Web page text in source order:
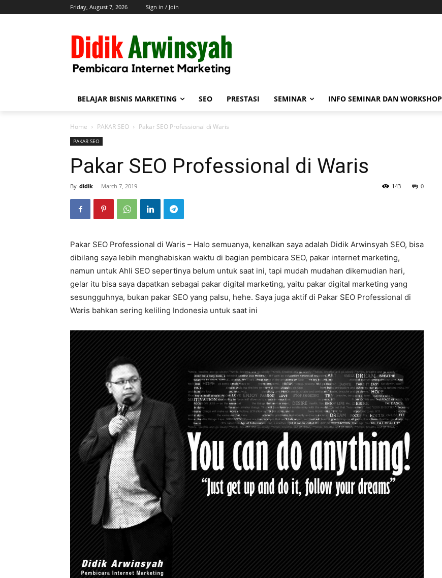
Friday, August 7, 2026 Sign in / Join
BELAJAR BISNIS MARKETING SEO PRESTASI SEMINAR INFO SEMINAR DAN WORKSHOP
Home PAKAR SEO Pakar SEO Professional di Waris
PAKAR SEO
Pakar SEO Professional di Waris
By didik - March 7, 2019 0
143
Pakar SEO Professional di Waris – Halo semuanya, kenalkan saya adalah Didik Arwinsyah SEO, bisa
dibilang saya lebih menghabiskan waktu di bagian pembicara SEO, pakar internet marketing,
namun untuk Ahli SEO sepertinya belum untuk saat ini, tapi mudah mudahan dikemudian hari,
gelar itu bisa saya dapatkan sebagai pakar digital marketing, yaitu pakar digital marketing yang
sesungguhnya, bukan pakar SEO yang palsu, hehe. Saya juga aktif di Pakar SEO Professional di
Waris bahkan sering keliling Indonesia untuk saat ini